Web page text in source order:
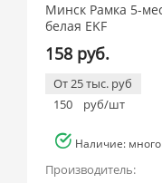
EKF (27
Минск Рамка 5-
белая EKF
158 руб.
От 25 тыс. руб
150
руб/шт
Наличие: много
Производитель: